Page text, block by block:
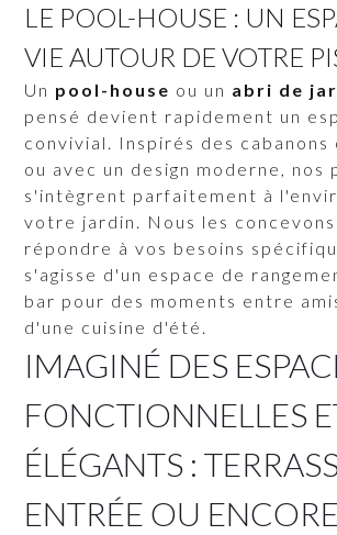
LE POOL-HOUSE : UN
VIE AUTOUR DE VOTRE
Un pool-house ou un abri de
pensé devient rapidement un
convivial. Inspirés des
ou avec un design moderne, nos
s'intègrent parfaitement à
votre jardin. Nous les
répondre à vos besoins
s'agisse d'un espace de
bar pour des moments entre
d'une cuisine d'été.
IMAGINÉ DES
FONCTIONNELLES
ÉLÉGANTS :
ENTRÉE OU